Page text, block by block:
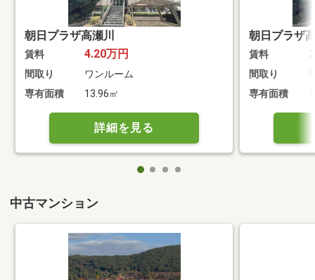
朝日プラザ高瀬川
賃料 4.20万円
間取り
ワンルーム
専有面積
13.96㎡
詳細を見る
朝日プラザ
賃料
間取り
専有面積
中古マンション